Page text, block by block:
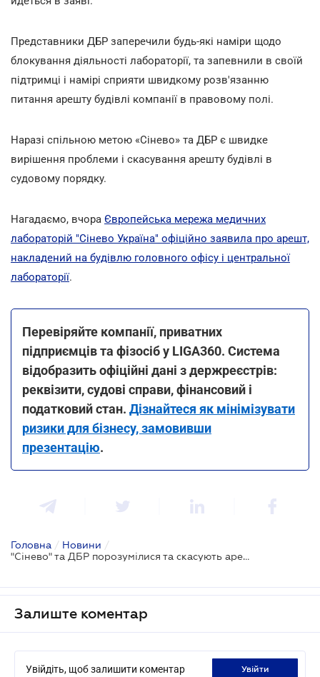
Представники ДБР заперечили будь-які наміри щодо
блокування діяльності лабораторії, та запевнили в своїй
підтримці і намірі сприяти швидкому розв'язанню
питання арешту будівлі компанії в правовому полі.
Наразі спільною метою «Сінево» та ДБР є швидке
вирішення проблеми і скасування арешту будівлі в
судовому порядку.
Нагадаємо, вчора Європейська мережа медичних
лабораторій "Сінево Україна" офіційно заявила про арешт,
накладений на будівлю головного офісу і центральної
лабораторії.
Перевіряйте компанії, приватних
підприємців та фізосіб у LIGA360. Система
відобразить офіційні дані з держреєстрів:
реквізити, судові справи, фінансовий і
податковий стан. Дізнайтеся як мінімізувати
ризики для бізнесу, замовивши
презентацію.
Головна / Новини /
"Сінево" та ДБР порозумілися та скасують арешт будівлі в судовому порядку
Залиште коментар
Увійдіть, щоб залишити коментар увійти